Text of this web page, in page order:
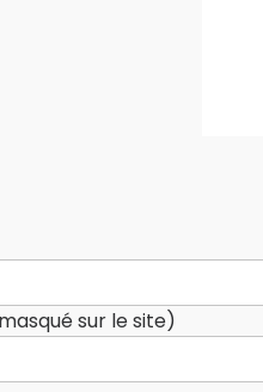
sur le site)